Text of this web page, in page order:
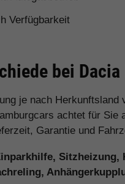
Verfügbarkeit
bei Dacia
je nach Herkunftsland
achtet für Sie
Garantie und
Sitzheizung,